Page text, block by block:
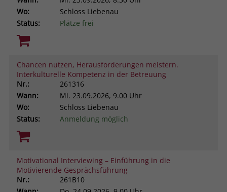
Wo:
Schloss Liebenau
Status:
Plätze frei
Chancen nutzen, Herausforderungen meistern.
Interkulturelle Kompetenz in der Betreuung
Nr.:
261316
Wann:
Mi. 23.09.2026, 9.00 Uhr
Wo:
Schloss Liebenau
Status:
Anmeldung möglich
Motivational Interviewing – Einführung in die
Motivierende Gesprächsführung
Nr.:
261B10